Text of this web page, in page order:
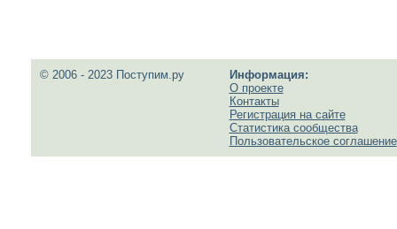
© 2006 - 2023 Поступим.ру
Информация:
О проекте
Контакты
Регистрация на сайте
Статистика сообщества
Пользовательское соглашение